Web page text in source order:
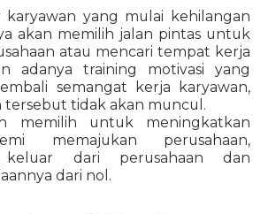
karyawan yang mulai kehilangan
akan memilih jalan pintas untuk
atau mencari tempat kerja
adanya training motivasi yang
semangat kerja karyawan,
tersebut tidak akan muncul.
memilih untuk meningkatkan
memajukan perusahaan,
keluar dari perusahaan dan
dari nol.